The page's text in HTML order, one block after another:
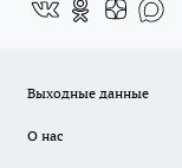
Выходные данные
О нас